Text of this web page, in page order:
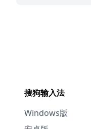
搜狗输入法
Windows版